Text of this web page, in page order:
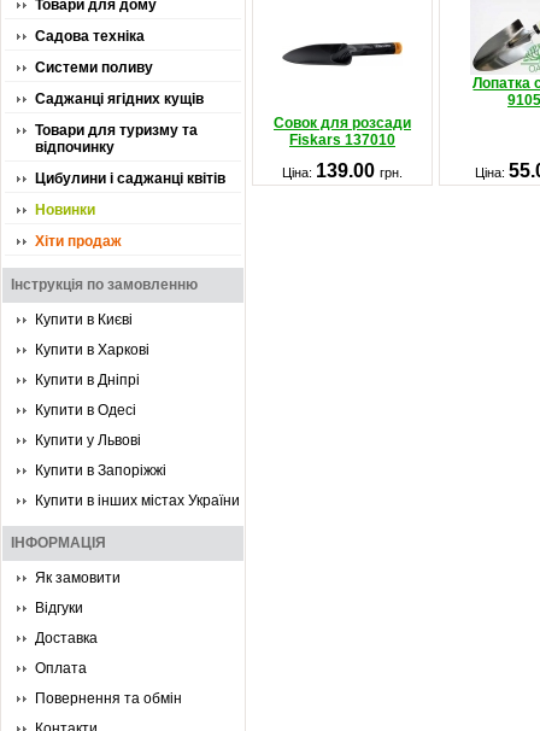
Товари для дому
Садова техніка
Системи поливу
Саджанці ягідних кущів
Товари для туризму та
відпочинку
Цибулини і саджанці квітів
Новинки
Хіти продаж
Інструкція по замовленню
Купити в Києві
Купити в Харкові
Купити в Дніпрі
Купити в Одесі
Купити у Львові
Купити в Запоріжжі
Купити в інших містах України
ІНФОРМАЦІЯ
Як замовити
Відгуки
Доставка
Оплата
Повернення та обмін
Совок для розсади
Fiskars 137010
Лопатка
Ціна: 139.00 грн. Ціна: